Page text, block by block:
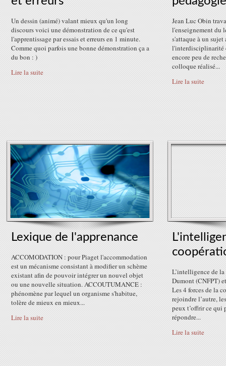
Un dessin (animé) valant mieux qu'un long
discours voici une démonstration de ce qu'est
l'apprentissage par essais et erreurs en 1 minute.
Comme quoi parfois une bonne démonstration ça a
du bon : )
Lire la suite
Jean Luc Obin
l'enseignement du
s'attaque à un
l'interdisciplinarité
encore peu de
colloque réalisé...
Lire la suite
Lexique de l'apprenance
ACCOMODATION : pour Piaget l'accommodation
est un mécanisme consistant à modifier un schème
existant afin de pouvoir intégrer un nouvel objet
ou une nouvelle situation. ACCOUTUMANCE :
phénomène par lequel un organisme s'habitue,
tolère de mieux en mieux...
Lire la suite
L’intelligence de
Dumont (CNFPT)
Les 4 forces de la
rejoindre l’autre,
peux t’offrir ce qui
répondre...
Lire la suite